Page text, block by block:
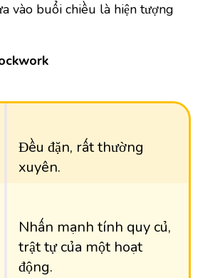
vào buổi chiều là hiện tượng
Đều đặn, rất thường
xuyên.
Nhấn mạnh tính quy củ,
trật tự của một hoạt
động.